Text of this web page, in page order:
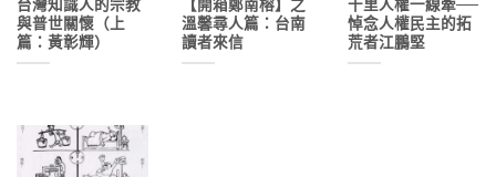
台灣知識人的宗教
與普世關懷（上
篇：黃彰輝）
【開箱鄭南榕】之
溫馨尋人篇：台南
讀者來信
千里人權一線牽──
悼念人權民主的拓
荒者江鵬堅